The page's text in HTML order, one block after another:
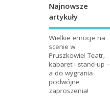
Najnowsze
artykuły
Wielkie emocje na
scenie w
Pruszkowie! Teatr,
kabaret i stand-up –
a do wygrania
podwójne
zaproszenia!